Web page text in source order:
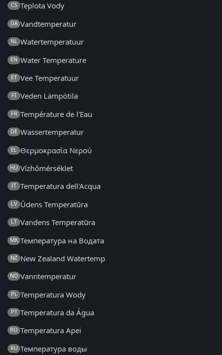
CS Teplota Vody
DA Vandtemperatur
NL Watertemperatuur
EN Water Temperature
ET Vee Temperatuur
FI Veden Lämpötila
FR Température de l'Eau
DE Wassertemperatur
EL Θερμοκρασία Νερού
HU Vízhőmérséklet
IT Temperatura dell'Acqua
LV Ūdens Temperatūra
LT Vandens Temperatūra
MK Температура на Водата
NZ New Zealand Watertemp
NO Vanntemperatur
PL Temperatura Wody
PT Temperatura da Água
RO Temperatura Apei
RU Температура воды